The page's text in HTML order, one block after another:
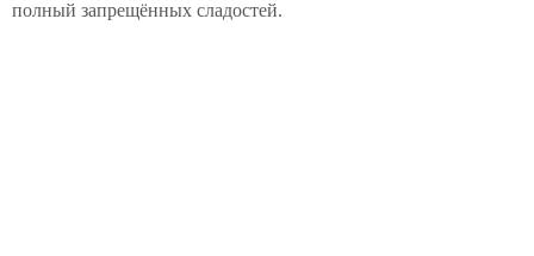
полный запрещённых сладостей.